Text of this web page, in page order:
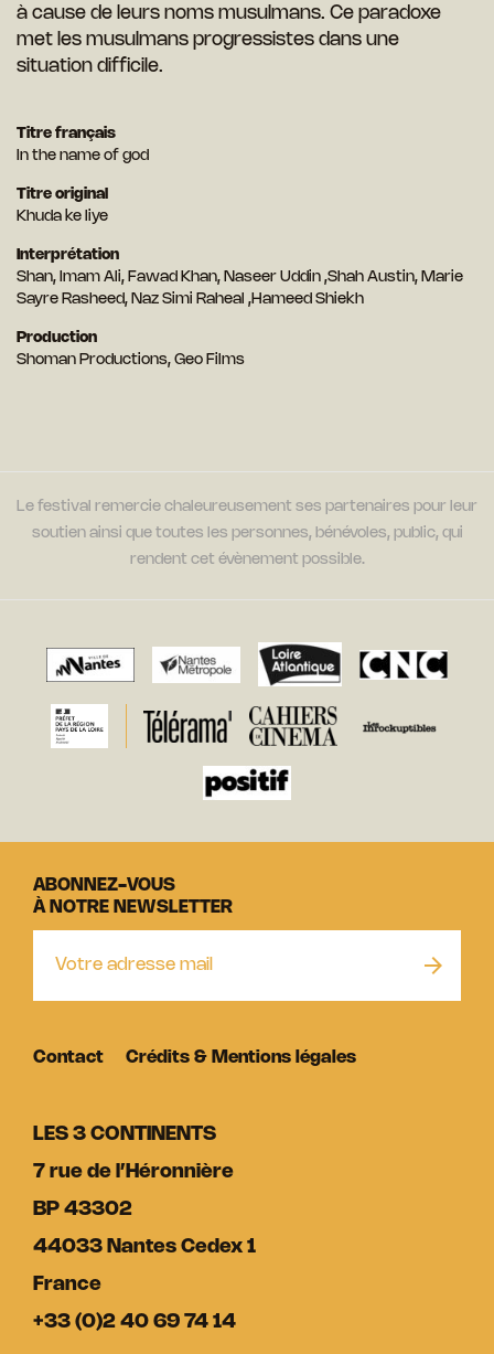
à cause de leurs noms musulmans. Ce paradoxe
met les musulmans progressistes dans une
situation difﬁcile.
Titre français
In the name of god
Titre original
Khuda ke liye
Interprétation
Shan, Imam Ali, Fawad Khan, Naseer Uddin ,Shah Austin, Marie
Sayre Rasheed, Naz Simi Raheal ,Hameed Shiekh
Production
Shoman Productions, Geo Films
Le festival remercie chaleureusement ses partenaires pour leur
soutien ainsi que toutes les personnes, bénévoles, public, qui
rendent cet évènement possible.
LES 3 CONTINENTS
7 rue de l’Héronnière
BP 43302
44033 Nantes Cedex 1
France
+33 (0)2 40 69 74 14
ABONNEZ-VOUS
À NOTRE NEWSLETTER
Contact Crédits & Mentions légales